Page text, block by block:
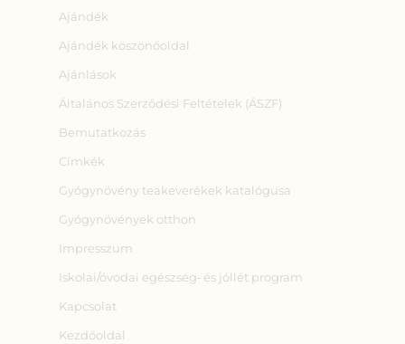
Ajándék
Ajándék köszönőoldal
Ajánlások
Általános Szerződési Feltételek (ÁSZF)
Bemutatkozás
Címkék
Gyógynövény teakeverékek katalógusa
Gyógynövények otthon
Impresszum
Iskolai/óvodai egészség‑ és jóllét program
Kapcsolat
Kezdőoldal